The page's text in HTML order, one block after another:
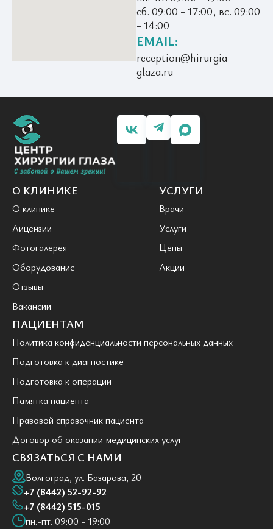
сб. 09:00 - 17:00, вс. 09:00
- 14:00
EMAIL:
reception@hirurgia-
glaza.ru
О КЛИНИКЕ
О клинике
Лицензии
Фотогалерея
Оборудование
Отзывы
Вакансии
УСЛУГИ
Врачи
Услуги
Цены
Акции
ПАЦИЕНТАМ
Политика конфиденциальности персональных данных
Подготовка к диагностике
Подготовка к операции
Памятка пациента
Правовой справочник пациента
Договор об оказании медицинских услуг
СВЯЗАТЬСЯ С НАМИ
Волгоград, ул. Базарова, 20
+7 (8442) 52-92-92
+7 (8442) 515-015
пн.-пт. 09:00 - 19:00